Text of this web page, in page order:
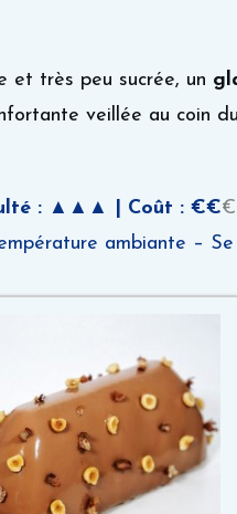
et très peu sucrée, un
veillée au coin
: ▲ ▲▲ | Coût : €€€
ambiante –